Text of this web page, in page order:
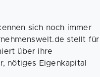
sich noch immer
stellt für
über ihre
nötiges Eigenkapital